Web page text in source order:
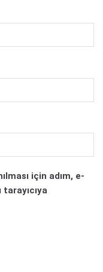
için adım, e-